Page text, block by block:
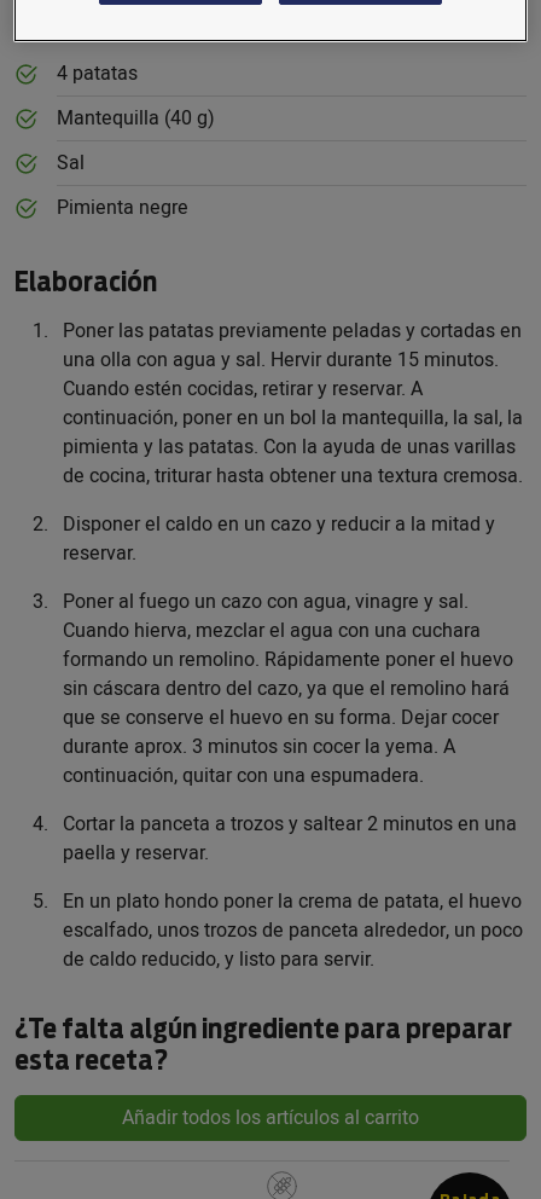
4 patatas
Mantequilla (40 g)
Sal
Pimienta negre
Elaboración
Poner las patatas previamente peladas y cortadas en
una olla con agua y sal. Hervir durante 15 minutos.
Cuando estén cocidas, retirar y reservar. A
continuación, poner en un bol la mantequilla, la sal, la
pimienta y las patatas. Con la ayuda de unas varillas
de cocina, triturar hasta obtener una textura cremosa.
Disponer el caldo en un cazo y reducir a la mitad y
reservar.
Poner al fuego un cazo con agua, vinagre y sal.
Cuando hierva, mezclar el agua con una cuchara
formando un remolino. Rápidamente poner el huevo
sin cáscara dentro del cazo, ya que el remolino hará
que se conserve el huevo en su forma. Dejar cocer
durante aprox. 3 minutos sin cocer la yema. A
continuación, quitar con una espumadera.
Cortar la panceta a trozos y saltear 2 minutos en una
paella y reservar.
En un plato hondo poner la crema de patata, el huevo
escalfado, unos trozos de panceta alrededor, un poco
de caldo reducido, y listo para servir.
¿Te falta algún ingrediente para preparar
esta receta?
Añadir todos los artículos al carrito